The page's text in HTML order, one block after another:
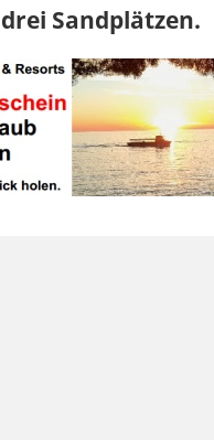
Sandplätzen.